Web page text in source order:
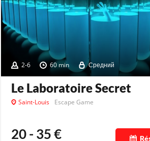
2-6 60 min Средний
Le Laboratoire Secret
Saint-Louis Escape Game
20 - 35€